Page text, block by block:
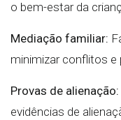
o bem-estar da
Mediação familiar:
minimizar conflitos
Provas de alienação:
evidências de